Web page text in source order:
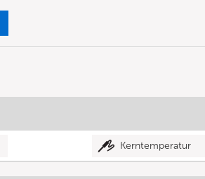
Kerntemperatur